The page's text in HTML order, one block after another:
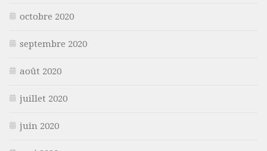
octobre 2020
septembre 2020
août 2020
juillet 2020
juin 2020